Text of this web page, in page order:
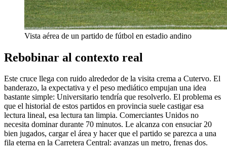
Vista aérea de un partido de fútbol en estadio andino
Rebobinar al contexto real
Este cruce llega con ruido alrededor de la visita crema a Cutervo. El
banderazo, la expectativa y el peso mediático empujan una idea
bastante simple: Universitario tendría que resolverlo. El problema es
que el historial de estos partidos en provincia suele castigar esa
lectura lineal, esa lectura tan limpia. Comerciantes Unidos no
necesita dominar durante 70 minutos. Le alcanza con ensuciar 20
bien jugados, cargar el área y hacer que el partido se parezca a una
fila eterna en la Carretera Central: avanzas un metro, frenas dos.